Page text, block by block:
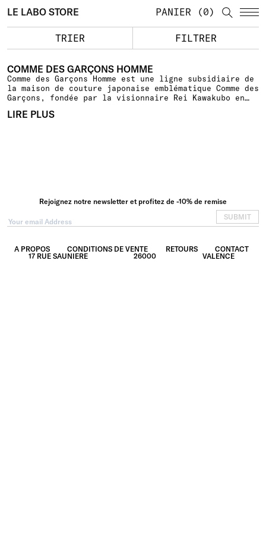
LE LABO STORE PANIER 0
TRIER FILTRER
COMME DES GARÇONS HOMME
Comme des Garçons Homme est une ligne subsidiaire de
la maison de couture japonaise emblématique Comme des
Garçons, fondée par la visionnaire Rei Kawakubo en
Garçons Homme se distingue par son approche innovante
LIRE PLUS
A PROPOS CONDITIONS DE VENTE RETOURS
CONTACT
17 RUE SAUNIERE
26000 VALENCE
Rejoignez notre newsletter et profitez de -10% de remise
SUBMIT